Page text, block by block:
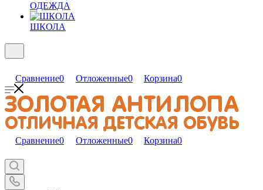
ОДЕЖДА
ШКОЛА
Сравнение0 Отложенные0 Корзина0
Сравнение0 Отложенные0 Корзина0